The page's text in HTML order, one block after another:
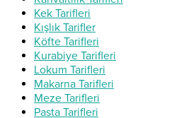
Kek Tarifleri
Kışlık Tarifler
Köfte Tarifleri
Kurabiye Tarifleri
Lokum Tarifleri
Makarna Tarifleri
Meze Tarifleri
Pasta Tarifleri